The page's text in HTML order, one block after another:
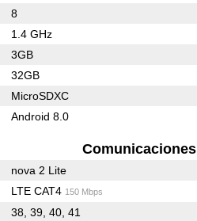
8
1.4 GHz
3GB
32GB
MicroSDXC
Android 8.0
Comunicaciones
nova 2 Lite
LTE CAT4 150 Mbps
38, 39, 40, 41